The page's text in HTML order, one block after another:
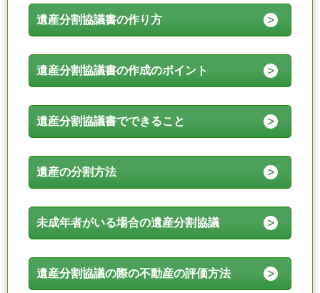
遺産分割協議書の作り方
遺産分割協議書の作成のポイント
遺産分割協議書でできること
遺産の分割方法
未成年者がいる場合の遺産分割協議
遺産分割協議の際の不動産の評価方法